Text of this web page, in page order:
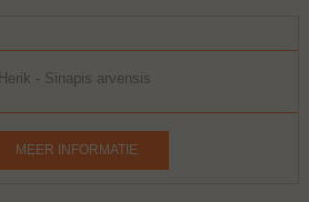
Herik - Sinapis arvensis
MEER INFORMATIE